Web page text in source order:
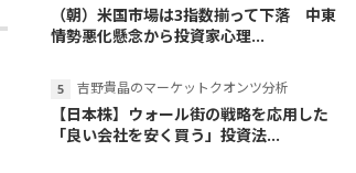
（朝）米国市場は3指数揃って下落 中東
情勢悪化懸念から投資家心理...
吉野貴晶のマーケットクオンツ分析
【日本株】ウォール街の戦略を応用した
「良い会社を安く買う」投資法...